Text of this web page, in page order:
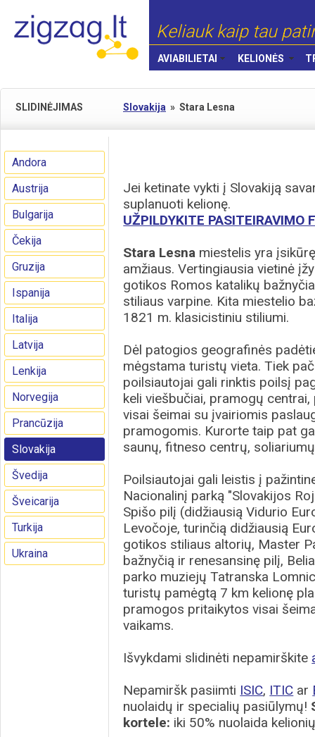
Keliauk kaip tau
AVIABILIETAI KELIONĖS
SLIDINĖJIMAS Slovakija » Stara Lesna
Andora
Austrija
Bulgarija
Čekija
Gruzija
Ispanija
Italija
Latvija
Lenkija
Norvegija
Prancūzija
Slovakija
Švedija
Šveicarija
Turkija
Ukraina
Jei ketinate vykti į Slovakiją
suplanuoti kelionę.
UŽPILDYKITE PASITEIRAVIMO
Stara Lesna miestelis yra
amžiaus. Vertingiausia vietinė
gotikos Romos katalikų
stiliaus varpine. Kita miestelio
1821 m. klasicistiniu stiliumi.
Dėl patogios geografinės
mėgstama turistų vieta. Tiek
poilsiautojai gali rinktis poilsį
keli viešbučiai, pramogų
visai šeimai su įvairiomis
pramogomis. Kurorte taip pat
saunų, fitneso centrų,
Poilsiautojai gali leistis į
Nacionalinį parką "Slovakijos
Spišo pilį (didžiausią Vidurio
Levočoje, turinčią didžiausią
gotikos stiliaus altorių, Master
bažnyčią ir renesansinę pilį,
parko muziejų Tatranska
turistų pamėgtą 7 km kelionę
pramogos pritaikytos visai
vaikams.
Išvykdami slidinėti nepamirškite
Nepamiršk pasiimti ISIC, ITIC ar
nuolaidų ir specialių pasiūlymų!
kortele: iki 50% nuolaida